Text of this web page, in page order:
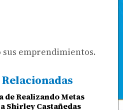
emprendimientos.
de Realizando Metas
Shirley Castañedas